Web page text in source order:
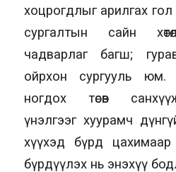
хоцрогдлыг арилгах гол
сургалтын сайн
чадварлаг багш;
ойрхон сургууль
ногдох төсөв
үнэлгээг хуурамч
хүүхэд бүрд
бүрдүүлэх нь энэхүү